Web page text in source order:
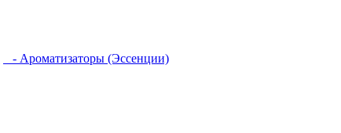
- Ароматизаторы (Эссенции)